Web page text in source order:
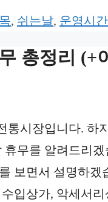
, 쉬는날, 운영시간
총정리 (+
시장입니다. 하
무를 알려드리
보면서 설명하
입상가, 악세서